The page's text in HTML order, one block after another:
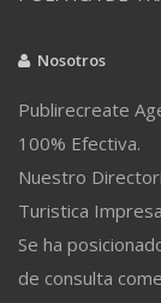
Nosotros
Publirecreate
100% Efectiva.
Nuestro
Turistica
Se ha
de consulta